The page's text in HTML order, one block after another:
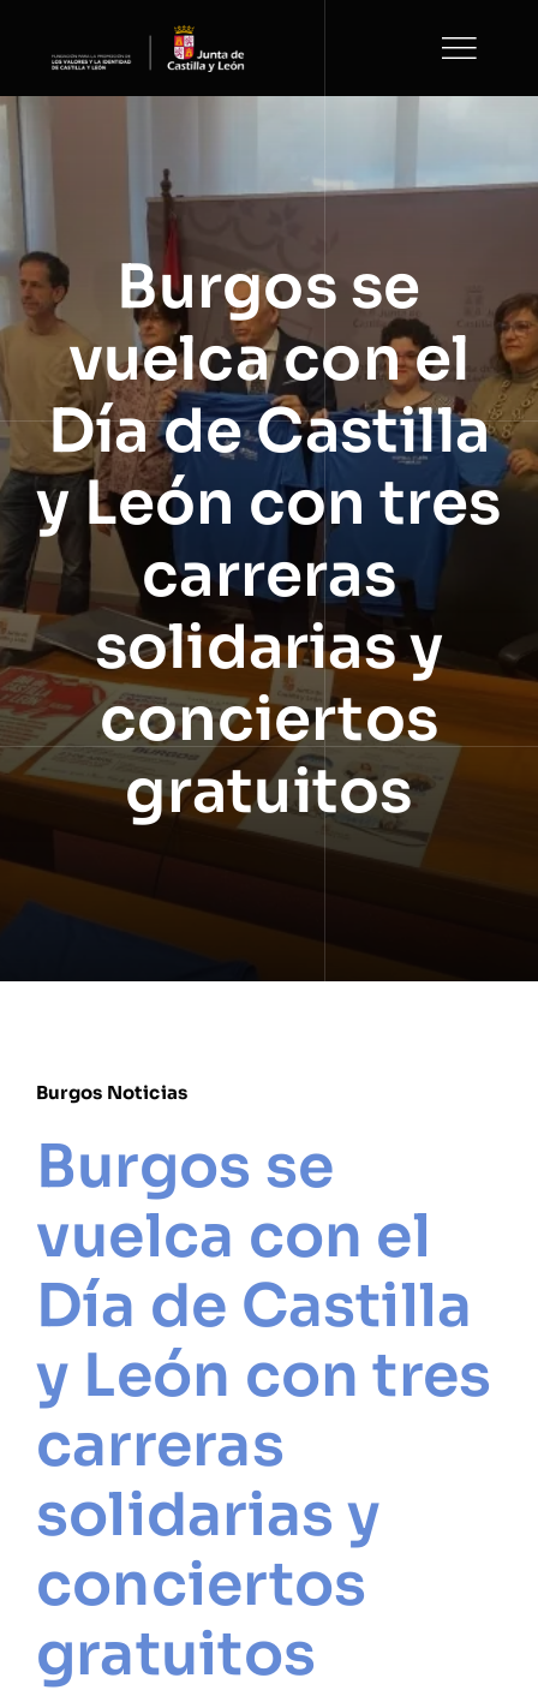
contenido
Burgos se
vuelca con el
Día de Castilla
y León con tres
carreras
solidarias y
conciertos
gratuitos
Burgos Noticias
Burgos se
vuelca con el
Día de Castilla
y León con tres
carreras
solidarias y
conciertos
gratuitos